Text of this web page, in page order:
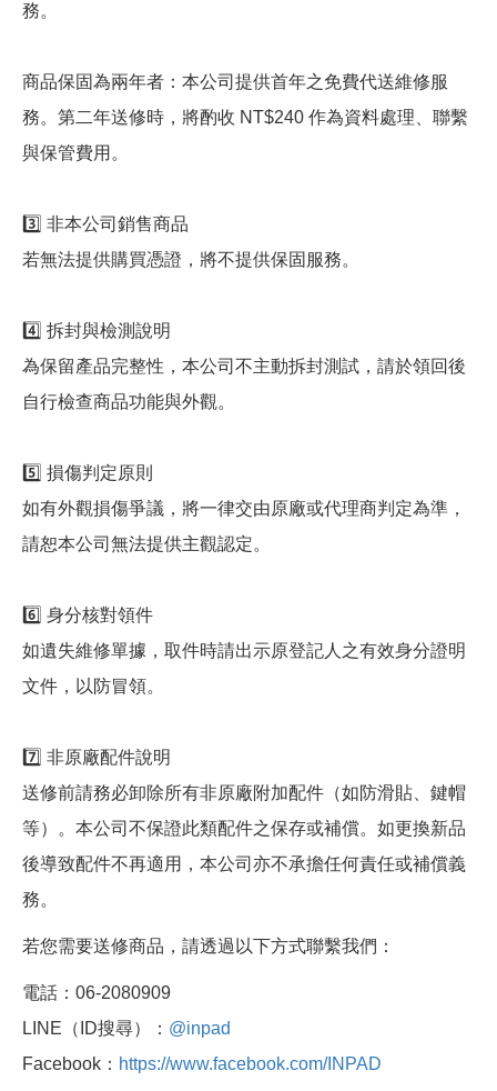
務。
商品保固為兩年者：本公司提供首年之免費代送維修服
務。第二年送修時，將酌收 NT$240 作為資料處理、聯繫
與保管費用。
3️⃣ 非本公司銷售商品
若無法提供購買憑證，將不提供保固服務。
4️⃣ 拆封與檢測說明
為保留產品完整性，本公司不主動拆封測試，請於領回後
自行檢查商品功能與外觀。
5️⃣ 損傷判定原則
如有外觀損傷爭議，將一律交由原廠或代理商判定為準，
請恕本公司無法提供主觀認定。
6️⃣ 身分核對領件
如遺失維修單據，取件時請出示原登記人之有效身分證明
文件，以防冒領。
7️⃣ 非原廠配件說明
送修前請務必卸除所有非原廠附加配件（如防滑貼、鍵帽
等）。本公司不保證此類配件之保存或補償。如更換新品
後導致配件不再適用，本公司亦不承擔任何責任或補償義
務。
若您需要送修商品，請透過以下方式聯繫我們：
電話：06-2080909
LINE（ID搜尋）： @inpad
Facebook： https://www.facebook.com/INPAD